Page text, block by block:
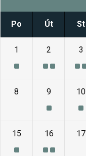
Po Út St
1 2 3
8 9 10
15 16 17